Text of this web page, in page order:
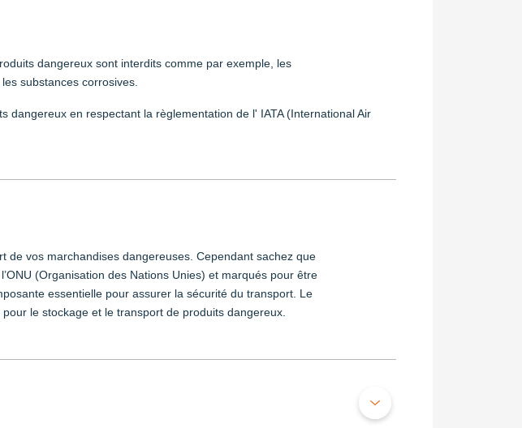
dangereux sont interdits comme par exemple, les
substances corrosives.
en respectant la règlementation de l' IATA (International Air
de vos marchandises dangereuses. Cependant sachez que
(Organisation des Nations Unies) et marqués pour être
essentielle pour assurer la sécurité du transport. Le
le stockage et le transport de produits dangereux.